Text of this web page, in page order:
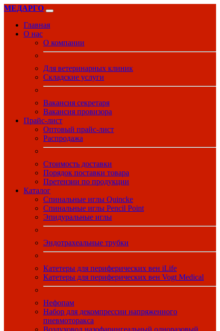
МЕДАРГО
Главная
О нас
О компании
Для ветеринарных клиник
Складские услуги
Вакансия секретаря
Вакансия провизора
Прайс-лист
Оптовый прайс-лист
Распродажа
Стоимость доставки
Порядок поставки товара
Претензии по продукции
Каталог
Спинальные иглы Quincke
Спинальные иглы Pencil Point
Эпидуральные иглы
Эндотрахеальные трубки
Катетеры для периферических вен iLife
Катетеры для периферических вен Vogt Medical
Нефопам
Набор для декомпрессии напряженного
пневмоторакса
Воздуховод назофарингеальный одноразовый